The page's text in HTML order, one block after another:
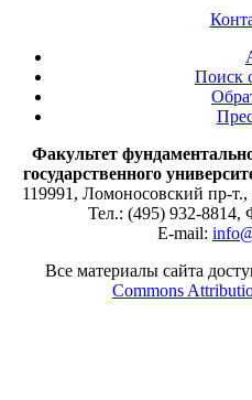
Поиск
Факультет
государственного
119991, Ломоносовский пр-т.,
Тел.: (495) 932-8814,
E-mail:
Все материалы сайта
Commons